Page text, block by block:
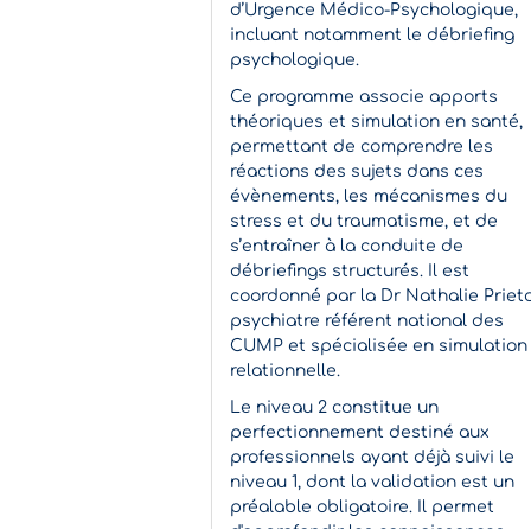
d’Urgence Médico-Psychologique,
incluant notamment le débriefing
psychologique.
Ce programme associe apports
théoriques et simulation en santé,
permettant de comprendre les
réactions des sujets dans ces
évènements, les mécanismes du
stress et du traumatisme, et de
s’entraîner à la conduite de
débriefings structurés. Il est
coordonné par la Dr Nathalie
psychiatre référent national des
CUMP et spécialisée en simulation
relationnelle.
Le niveau 2 constitue un
perfectionnement destiné aux
professionnels ayant déjà suivi le
niveau 1, dont la validation est un
préalable obligatoire. Il permet